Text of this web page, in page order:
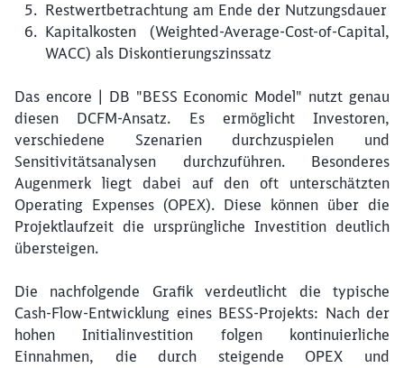
Restwertbetrachtung am Ende der Nutzungsdauer
Kapitalkosten (Weighted-Average-Cost-of-Capital,
WACC) als Diskontierungszinssatz
Das encore | DB "BESS Economic Model" nutzt genau
diesen DCFM-Ansatz. Es ermöglicht Investoren,
verschiedene Szenarien durchzuspielen und
Sensitivitätsanalysen durchzuführen. Besonderes
Augenmerk liegt dabei auf den oft unterschätzten
Operating Expenses (OPEX). Diese können über die
Projektlaufzeit die ursprüngliche Investition deutlich
übersteigen.
Die nachfolgende Grafik verdeutlicht die typische
Cash-Flow-Entwicklung eines BESS-Projekts: Nach der
hohen Initialinvestition folgen kontinuierliche
Einnahmen, die durch steigende OPEX und
Schließen
Möchten Sie zuweitergeleitet
werden?
Abbrechen Weiter